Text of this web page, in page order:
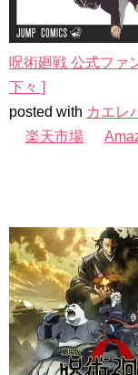
呪術廻戦 公式ファ
下々 ]
posted with カエレ
楽天市場